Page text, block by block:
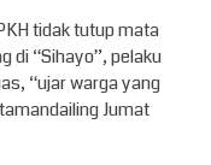
tidak tutup mata
di “Sihayo”, pelaku
“ujar warga yang
Jumat